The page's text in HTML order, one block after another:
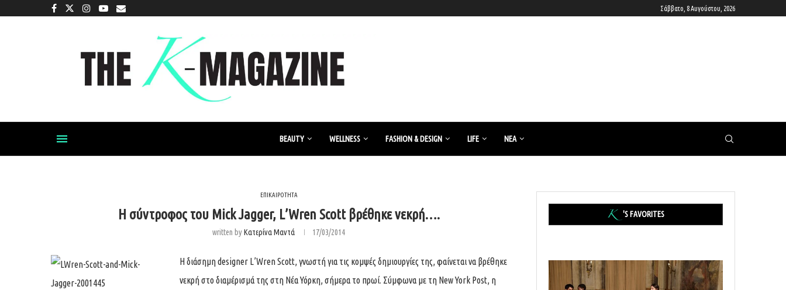
Σάββατο, 8 Αυγούστου, 2026
BEAUTY WELLNESS FASHION & DESIGN LIFE ΝΈΑ
ΕΠΙΚΑΙΡΟΤΗΤΑ
H σύντροφος του Mick Jagger, L’Wren Scott βρέθηκε νεκρή….
written byΚατερίνα Μαντά 17/03/2014
Η διάσημη designer L’Wren Scott, γνωστή για τις κομψές δημιουργίες της, φαίνεται να βρέθηκε
νεκρή στο διαμέρισμά της στη Νέα Υόρκη, σήμερα το πρωί. Σύμφωνα με τη New York Post, η
'S FAVORITES